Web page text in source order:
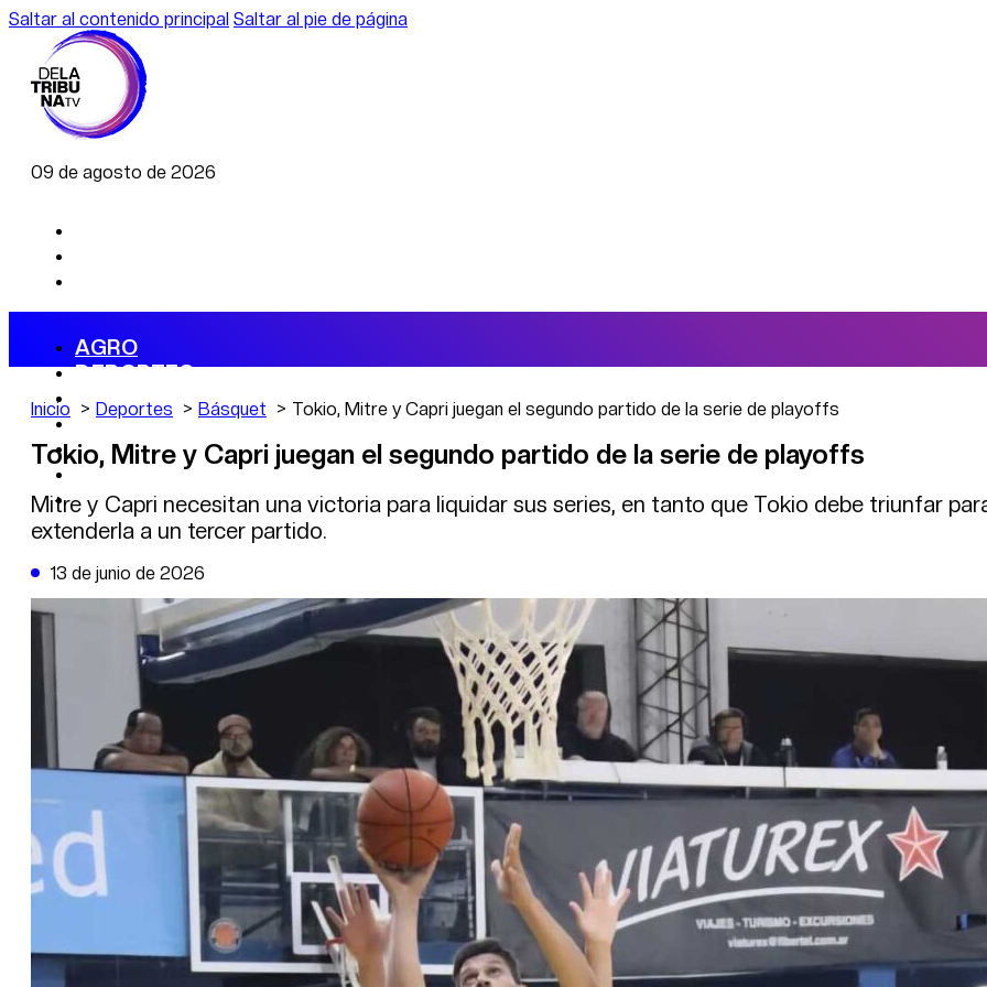
Saltar al contenido principal Saltar al pie de página
09 de agosto de 2026
AGRO
DEPORTES
ECONOMÍA
POLÍTICA
CAMBIO CLIMÁTICO
DATA FIRME
DE LA TRIBUNA TV
Inicio Deportes Básquet Tokio, Mitre y Capri juegan el segundo partido de la serie de playoffs
Tokio, Mitre y Capri juegan el segundo partido de la serie de playoffs
Mitre y Capri necesitan una victoria para liquidar sus series, en tanto que Tokio debe triunfar
extenderla a un tercer partido.
13 de junio de 2026